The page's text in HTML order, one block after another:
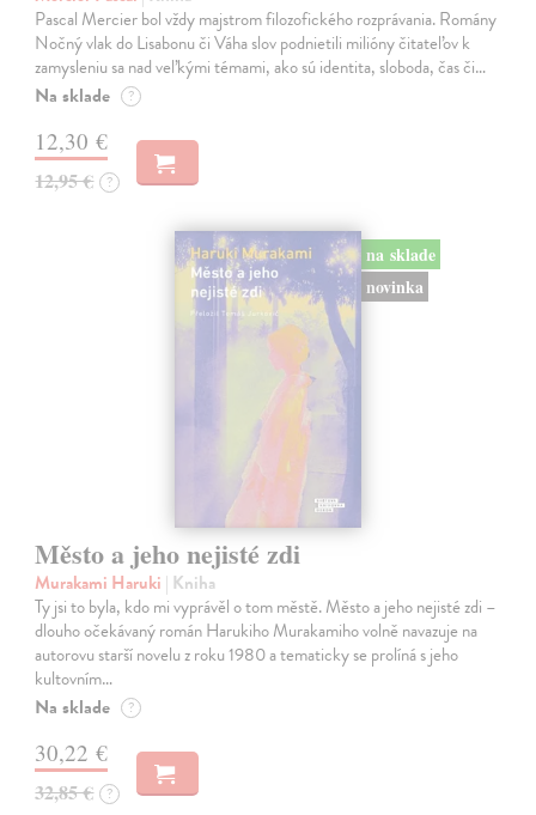
Pascal Mercier bol vždy majstrom filozofického rozprávania. Romány
Nočný vlak do Lisabonu či Váha slov podnietili milióny čitateľov k
zamysleniu sa nad veľkými témami, ako sú identita, sloboda, čas či…
Na sklade ?
12,30 €
12,95 € ?
na sklade
novinka
Město a jeho nejisté zdi
Murakami Haruki | Kniha
Ty jsi to byla, kdo mi vyprávěl o tom městě. Město a jeho nejisté zdi –
dlouho očekávaný román Harukiho Murakamiho volně navazuje na
autorovu starší novelu z roku 1980 a tematicky se prolíná s jeho
kultovním…
Na sklade ?
30,22 €
32,85 € ?